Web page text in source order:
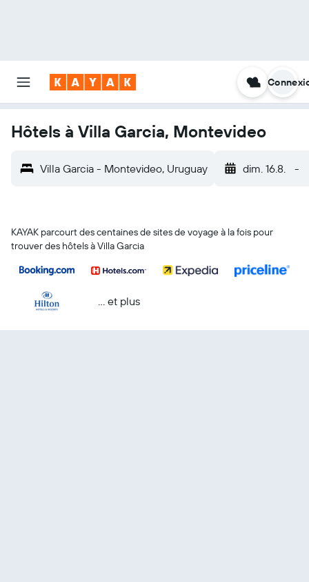
Hôtels à Villa Garcia, Montevideo
Villa Garcia - Montevideo, Uruguay dim. 16.8. -
KAYAK parcourt des centaines de sites de voyage à la fois pour
trouver des hôtels à Villa Garcia
… et plus